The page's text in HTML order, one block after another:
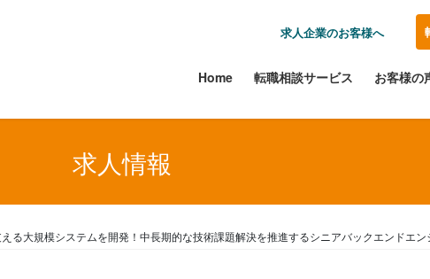
求人企業のお客様へ
Home 転職相談サービス お客様の
求人情報
る大規模システムを開発！中長期的な技術課題解決を推進するシニアバックエンドエン